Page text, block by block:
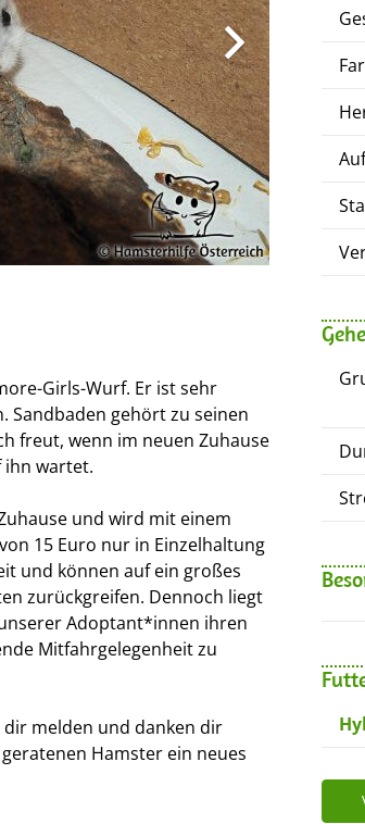
Girls-Wurf. Er ist sehr
Sandbaden gehört zu seinen
freut, wenn im neuen Zuhause
ihn wartet.
und wird mit einem
15 Euro nur in Einzelhaltung
und können auf ein großes
zurückgreifen. Dennoch liegt
Adoptant*innen ihren
Mitfahrgelegenheit zu
melden und danken dir
Hamster ein neues